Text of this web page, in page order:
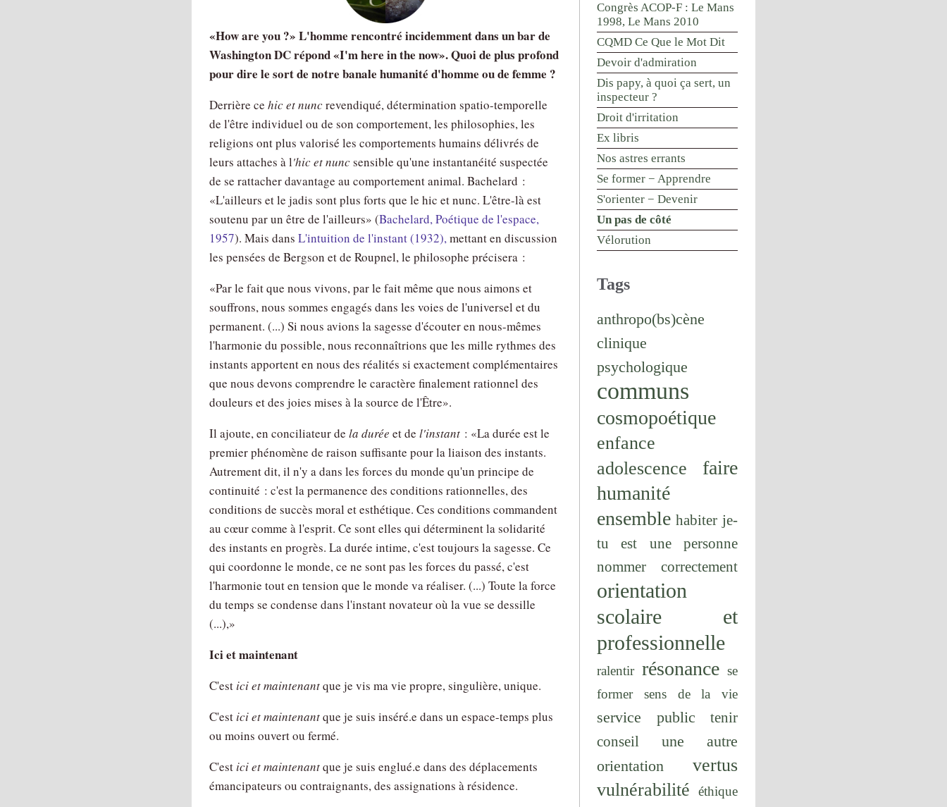
How are you ? L'homme rencontré incidemment dans un bar de
Washington DC répond I'm here in the now . Quoi de plus profond
pour dire le sort de notre banale humanité d'homme ou de femme ?
Derrière ce hic et nuncrevendiqué, détermination spatio-temporelle
de l'être individuel ou de son comportement, les philosophies, les
religions ont plus valorisé les comportements humains délivrés de
leurs attaches à l'hic et nuncsensible qu'une instantanéité suspectée
de se rattacher davantage au comportement animal. Bachelard :
L'ailleurs et le jadis sont plus forts que le hic et nunc. L'être-là est
soutenu par un être de l'ailleurs
(Bachelard, Poétique de l'espace,
1957). Mais dans L'intuition de l'instant (1932),mettant en discussion
les pensées de Bergson et de Roupnel, le philosophe précisera :
Par le fait que nous vivons, par le fait même que nous aimons et
souffrons, nous sommes engagés dans les voies de l'universel et du
permanent. (...) Si nous avions la sagesse d'écouter en nous-mêmes
l'harmonie du possible, nous reconnaîtrions que les mille rythmes des
instants apportent en nous des réalités si exactement complémentaires
que nous devons comprendre le caractère finalement rationnel des
douleurs et des joies mises à la source de l'Être .
Il ajoute, en conciliateur de la durée et de l'instant :
La durée est le
premier phénomène de raison suffisante pour la liaison des instants.
Autrement dit, il n'y a dans les forces du monde qu'un principe de
continuité : c'est la permanence des conditions rationnelles, des
conditions de succès moral et esthétique. Ces conditions commandent
au cœur comme à l'esprit. Ce sont elles qui déterminent la solidarité
des instants en progrès. La durée intime, c'est toujours la sagesse. Ce
qui coordonne le monde, ce ne sont pas les forces du passé, c'est
l'harmonie tout en tension que le monde va réaliser. (...) Toute la force
du temps se condense dans l'instant novateur où la vue se dessille
(...),
Ici et maintenant
C'est ici et maintenantque je vis ma vie propre, singulière, unique.
C'est ici et maintenantque je suis inséré.e dans un espace-temps plus
ou moins ouvert ou fermé.
C'est ici et maintenantque je suis englué.e dans des déplacements
émancipateurs ou contraignants, des assignations à résidence.
Congrès ACOP-F : Le Mans
1998, Le Mans 2010
CQMD Ce Que le Mot Dit
Devoir d'admiration
Dis papy, à quoi ça sert, un
inspecteur ?
Droit d'irritation
Ex libris
Nos astres errants
Se former − Apprendre
S'orienter − Devenir
Un pas de côté
Vélorution
Tags
anthropo(bs)cène
clinique
psychologique
communs
cosmopoétique
enfance
adolescence
faire
humanité
ensemble habiter je-
tu est une personne
nommer correctement
orientation
scolaire et
professionnelle
ralentir résonance se
former
sens de la vie
service public
tenir
conseil
une autre
orientation
vertus
vulnérabilité
éthique